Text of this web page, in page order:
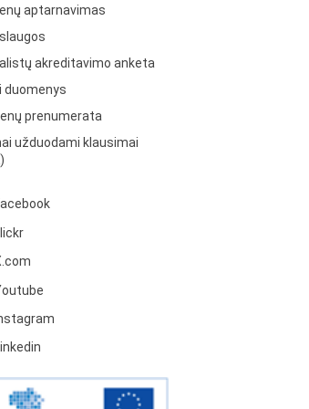
aptarnavimas
akreditavimo anketa
duomenys
prenumerata
užduodami klausimai